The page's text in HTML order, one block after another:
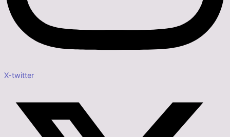
X-twitter